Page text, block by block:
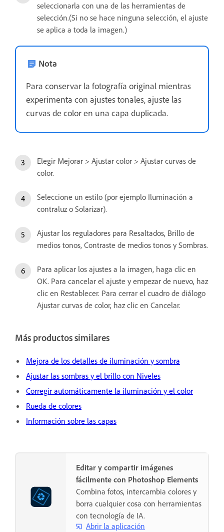
seleccionarla con una de las herramientas de
selección.(Si no se hace ninguna selección, el ajuste
se aplica a toda la imagen.)
Nota
Para conservar la fotografía original mientras
experimenta con ajustes tonales, ajuste las
curvas de color en una capa duplicada.
Elegir Mejorar > Ajustar color > Ajustar curvas de
color.
Seleccione un estilo (por ejemplo Iluminación a
contraluz o Solarizar).
Ajustar los reguladores para Resaltados, Brillo de
medios tonos, Contraste de medios tonos y Sombras.
Para aplicar los ajustes a la imagen, haga clic en
OK. Para cancelar el ajuste y empezar de nuevo, haz
clic en Restablecer. Para cerrar el cuadro de diálogo
Ajustar curvas de color, haz clic en Cancelar.
Más productos similares
Mejora de los detalles de iluminación y sombra
Ajustar las sombras y el brillo con Niveles
Corregir automáticamente la iluminación y el color
Rueda de colores
Información sobre las capas
Editar y compartir imágenes
fácilmente con Photoshop Elements
Combina fotos, intercambia colores y
borra cualquier cosa con herramientas
con tecnología de IA.
Abrir la aplicación